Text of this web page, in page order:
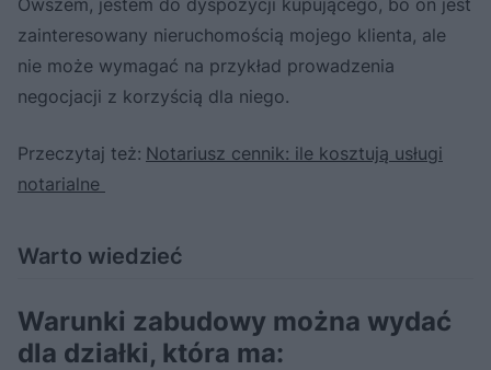
zainteresowany nieruchomością mojego klienta, ale
nie może wymagać na przykład prowadzenia
negocjacji z korzyścią dla niego.
Przeczytaj też: Notariusz cennik: ile kosztują usługi
notarialne
Warto wiedzieć
Warunki zabudowy można wydać
dla działki, która ma: